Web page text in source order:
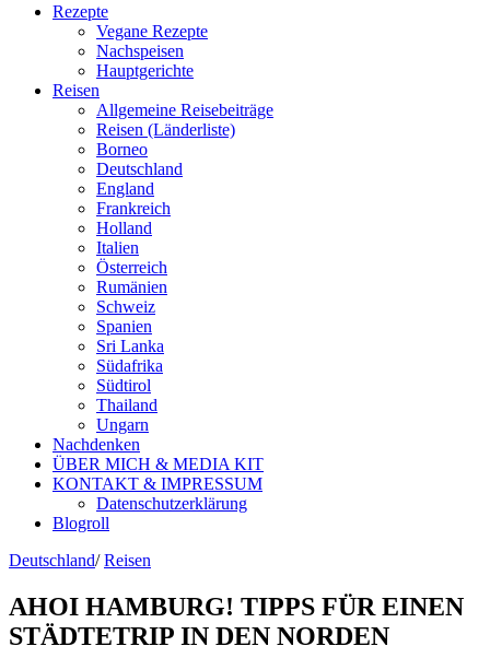
Rezepte
Vegane Rezepte
Nachspeisen
Hauptgerichte
Reisen
Allgemeine Reisebeiträge
Reisen (Länderliste)
Borneo
Deutschland
England
Frankreich
Holland
Italien
Österreich
Rumänien
Schweiz
Spanien
Sri Lanka
Südafrika
Südtirol
Thailand
Ungarn
Nachdenken
ÜBER MICH & MEDIA KIT
KONTAKT & IMPRESSUM
Datenschutzerklärung
Blogroll
Deutschland/ Reisen
AHOI HAMBURG! TIPPS FÜR EINEN
STÄDTETRIP IN DEN NORDEN